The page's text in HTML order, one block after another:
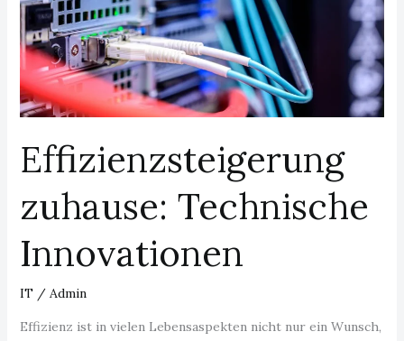
Effizienzsteigerung
zuhause: Technische
Innovationen
IT/ Admin
Effizienz ist in vielen Lebensaspekten nicht nur ein Wunsch,